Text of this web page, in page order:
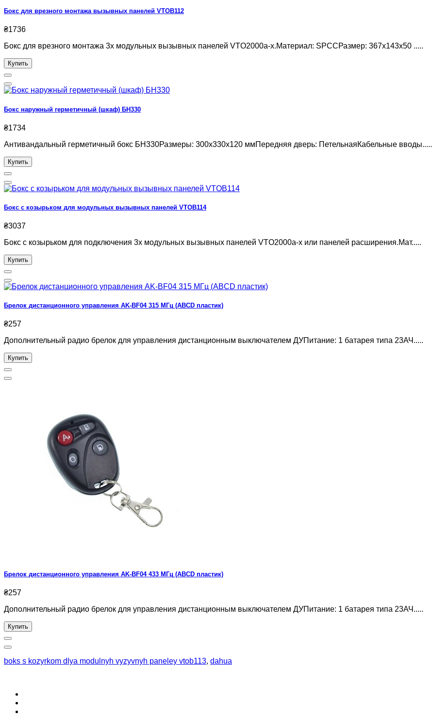
Бокс для врезного монтажа вызывных панелей VTOB112
₴1736
Бокс для врезного монтажа 3x модульных вызывных панелей VTO2000a-x.Материал: SPCCРазмер: 367х143х50 .....
Купить
Бокс наружный герметичный (шкаф) БН330
₴1734
Антивандальный герметичный бокс БН330Размеры: 300х330х120 ммПередняя дверь: ПетельнаяКабельные вводы.....
Купить
Бокс с козырьком для модульных вызывных панелей VTOB114
₴3037
Бокс с козырьком для подключения 3х модульных вызывных панелей VTO2000a-x или панелей расширения.Мат.....
Купить
Брелок дистанционного управления AK-BF04 315 МГц (ABCD пластик)
₴257
Дополнительный радио брелок для управления дистанционным выключателем ДУПитание: 1 батарея типа 23АЧ.....
Купить
Брелок дистанционного управления AK-BF04 433 МГц (ABCD пластик)
₴257
Дополнительный радио брелок для управления дистанционным выключателем ДУПитание: 1 батарея типа 23АЧ.....
Купить
boks s kozyrkom dlya modulnyh vyzyvnyh paneley vtob113, dahua